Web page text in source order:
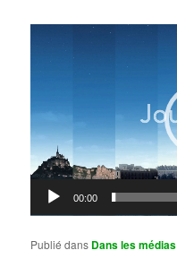
00:00
Publié dans Dans les médias